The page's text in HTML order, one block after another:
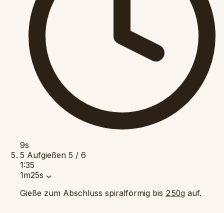
9s
5 Aufgießen 5 / 6
1:35
1m25s
Gieße zum Abschluss spiralförmig bis 250g auf.